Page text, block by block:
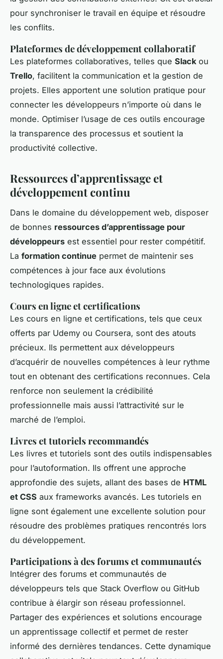
pour synchroniser le travail en équipe et résoudre
les conflits.
Plateformes de développement collaboratif
Les plateformes collaboratives, telles que Slack ou
Trello, facilitent la communication et la gestion de
projets. Elles apportent une solution pratique pour
connecter les développeurs n’importe où dans le
monde. Optimiser l’usage de ces outils encourage
la transparence des processus et soutient la
productivité collective.
Ressources d’apprentissage et
développement continu
Dans le domaine du développement web, disposer
de bonnes ressources d’apprentissage pour
développeurs est essentiel pour rester compétitif.
La formation continue permet de maintenir ses
compétences à jour face aux évolutions
technologiques rapides.
Cours en ligne et certifications
Les cours en ligne et certifications, tels que ceux
offerts par Udemy ou Coursera, sont des atouts
précieux. Ils permettent aux développeurs
d’acquérir de nouvelles compétences à leur rythme
tout en obtenant des certifications reconnues. Cela
renforce non seulement la crédibilité
professionnelle mais aussi l’attractivité sur le
marché de l’emploi.
Livres et tutoriels recommandés
Les livres et tutoriels sont des outils indispensables
pour l’autoformation. Ils offrent une approche
approfondie des sujets, allant des bases de HTML
et CSS aux frameworks avancés. Les tutoriels en
ligne sont également une excellente solution pour
résoudre des problèmes pratiques rencontrés lors
du développement.
Participations à des forums et communautés
Intégrer des forums et communautés de
développeurs tels que Stack Overflow ou GitHub
contribue à élargir son réseau professionnel.
Partager des expériences et solutions encourage
un apprentissage collectif et permet de rester
informé des dernières tendances. Cette dynamique